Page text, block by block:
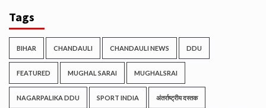
Tags
BIHAR CHANDAULI CHANDAULI NEWS DDU
FEATURED MUGHAL SARAI MUGHALSRAI
NAGARPALIKA DDU SPORT INDIA अंतर्राष्ट्रीय दस्तक